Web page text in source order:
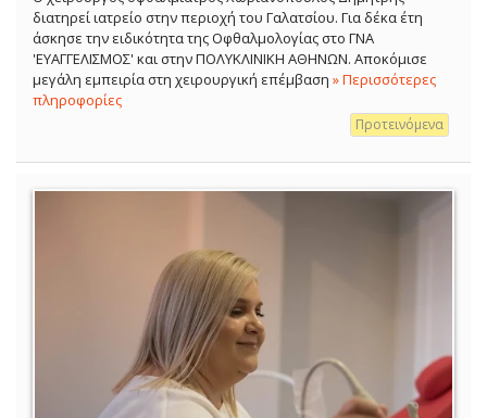
διατηρεί ιατρείο στην περιοχή του Γαλατσίου. Για δέκα έτη
άσκησε την ειδικότητα της Οφθαλμολογίας στο ΓΝΑ
'ΕΥΑΓΓΕΛΙΣΜΟΣ' και στην ΠΟΛΥΚΛΙΝΙΚΗ ΑΘΗΝΩΝ. Αποκόμισε
μεγάλη εμπειρία στη χειρουργική επέμβαση » Περισσότερες
πληροφορίες
Προτεινόμενα